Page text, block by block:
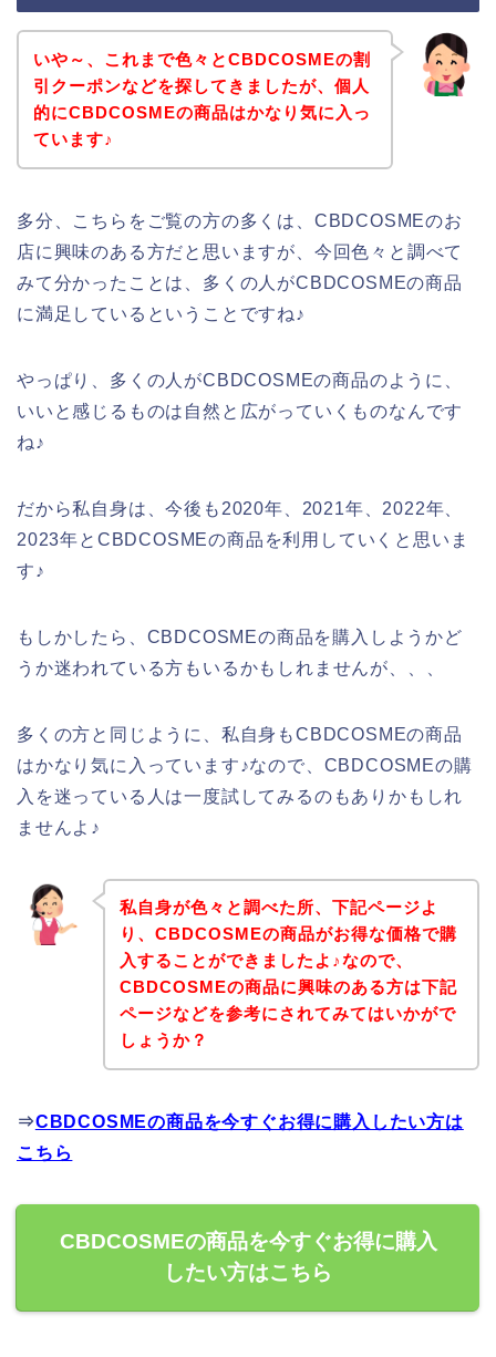
いや～、これまで色々とCBDCOSMEの割
引クーポンなどを探してきましたが、個人
的にCBDCOSMEの商品はかなり気に入っ
ています♪
多分、こちらをご覧の方の多くは、CBDCOSMEのお
店に興味のある方だと思いますが、今回色々と調べて
みて分かったことは、多くの人がCBDCOSMEの商品
に満足しているということですね♪
やっぱり、多くの人がCBDCOSMEの商品のように、
いいと感じるものは自然と広がっていくものなんです
ね♪
だから私自身は、今後も2020年、2021年、2022年、
2023年とCBDCOSMEの商品を利用していくと思いま
す♪
もしかしたら、CBDCOSMEの商品を購入しようかど
うか迷われている方もいるかもしれませんが、、、
多くの方と同じように、私自身もCBDCOSMEの商品
はかなり気に入っています♪なので、CBDCOSMEの購
入を迷っている人は一度試してみるのもありかもしれ
ませんよ♪
私自身が色々と調べた所、下記ページよ
り、CBDCOSMEの商品がお得な価格で購
入することができましたよ♪なので、
CBDCOSMEの商品に興味のある方は下記
ページなどを参考にされてみてはいかがで
しょうか？
⇒CBDCOSMEの商品を今すぐお得に購入したい方は
こちら
CBDCOSMEの商品を今すぐお得に購入
したい方はこちら